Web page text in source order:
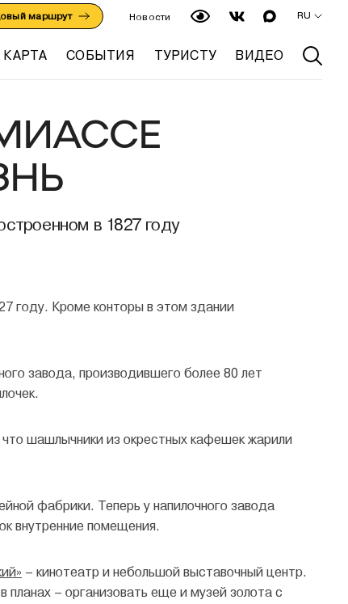
маршрут Новости RU
КАРТА СОБЫТИЯ ТУРИСТУ ВИДЕО
в 1827 году
году. Кроме конторы в этом здании
завода, производившего более 80 лет
шашлычники из окрестных кафешек жарили
фабрики. Теперь у напилочного завода
внутренние помещения.
– кинотеатр и небольшой выставочный центр.
– организовать еще и музей золота с